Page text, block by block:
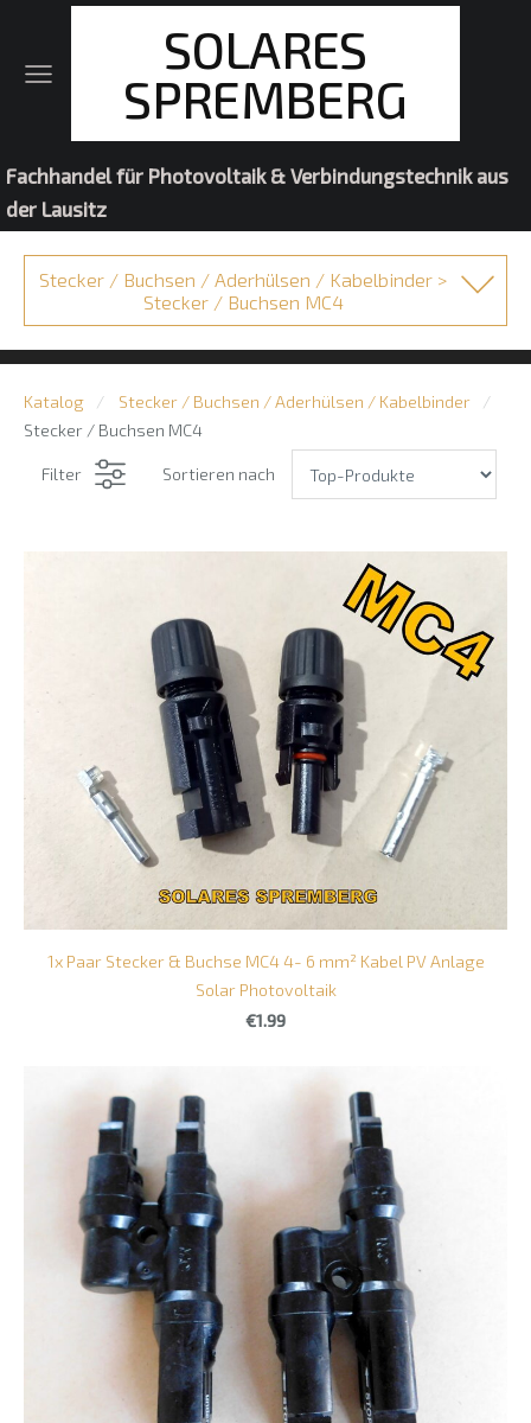
SOLARES
SPREMBERG
Fachhandel für Photovoltaik & Verbindungstechnik aus
der Lausitz
Stecker / Buchsen / Aderhülsen / Kabelbinder >
Stecker / Buchsen MC4
Katalog
Stecker / Buchsen / Aderhülsen / Kabelbinder
Stecker / Buchsen MC4
Filter Sortieren nach
1x Paar Stecker & Buchse MC4 4- 6 mm² Kabel PV Anlage
Solar Photovoltaik
€1.99